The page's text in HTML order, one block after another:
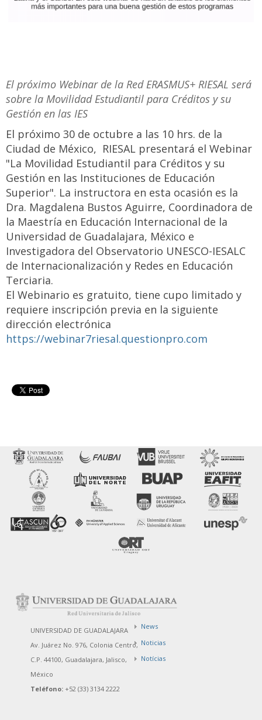
El próximo Webinar de la Red ERASMUS+ RIESAL será
sobre la Movilidad Estudiantil para Créditos y su
Gestión en las IES
El próximo 30 de octubre a las 10 hrs. de la
Ciudad de México, RIESAL presentará el Webinar
"La Movilidad Estudiantil para Créditos y su
Gestión en las Instituciones de Educación
Superior". La instructora en esta ocasión es la
Dra. Magdalena Bustos Aguirre, Coordinadora de
la Maestría en Educación Internacional de la
Universidad de Guadalajara, México e
Investigadora del Observatorio UNESCO-IESALC
de Internacionalización y Redes en Educación
Terciaria.
El Webinario es gratuito, tiene cupo limitado y
requiere inscripción previa en la siguiente
dirección electrónica
https://webinar7riesal.questionpro.com
UNIVERSIDAD DE GUADALAJARA
Av. Juárez No. 976, Colonia Centro,
C.P. 44100, Guadalajara, Jalisco,
México
Teléfono: +52 (33) 3134 2222
News
Noticias
Notícias